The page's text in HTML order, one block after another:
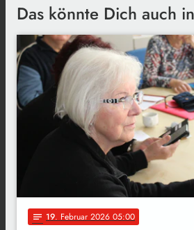
Das könnte Dich auch
notes 19. Februar 2026 05:00